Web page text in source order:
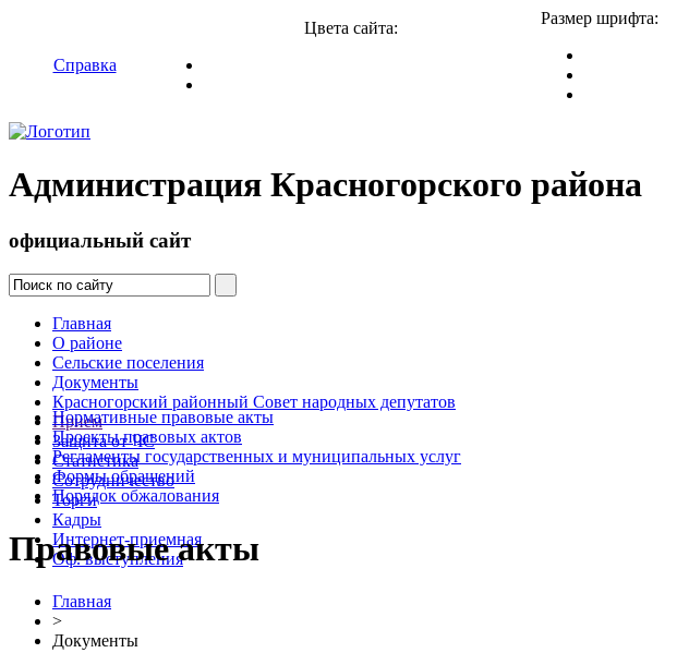
Справка
Цвета сайта:
Размер шрифта:
Администрация Красногорского района
официальный сайт
Главная
О районе
Сельские поселения
Документы
Красногорский районный Совет народных депутатов
Прием
Защита от ЧС
Статистика
Сотрудничество
Торги
Кадры
Интернет-приемная
Оф. выступления
Нормативные правовые акты
Проекты правовых актов
Регламенты государственных и муниципальных услуг
Формы обращений
Порядок обжалования
Правовые акты
Главная
>
Документы